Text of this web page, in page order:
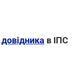
довідника в ІПС